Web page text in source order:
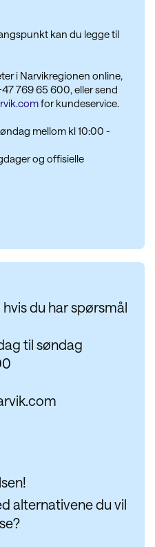
kan du legge til
i Narvikregionen online,
769 65 600, eller send
for kundeservice.
mellom kl 10:00 -
og offisielle
du har spørsmål
til søndag
alternativene du vil